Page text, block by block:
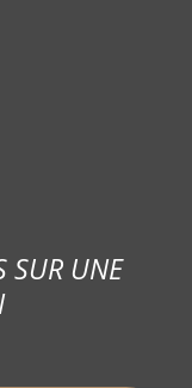
SUR UNE